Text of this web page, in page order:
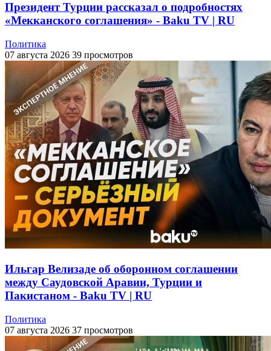
Президент Турции рассказал о подробностях
«Мекканского соглашения» - Baku TV | RU
Политика
07 августа 2026 39 просмотров
Ильгар Велизаде об оборонном соглашении
между Саудовской Аравии, Турции и
Пакистаном - Baku TV | RU
Политика
07 августа 2026 37 просмотров